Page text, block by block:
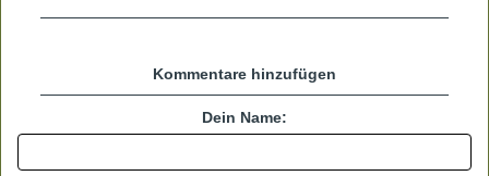
Kommentare hinzufügen
Dein Name: